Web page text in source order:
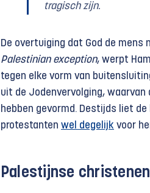
tragisch zijn.
De overtuiging dat God de mens
Palestinian exception, werpt
tegen elke vorm van
uit de Jodenvervolging, waarvan
hebben gevormd. Destijds liet
protestanten wel degelijk voor
Palestijnse christenen